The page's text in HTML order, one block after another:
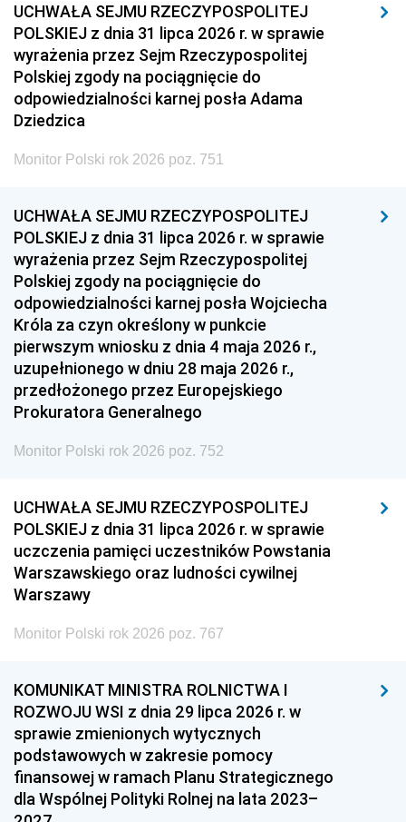
UCHWAŁA SEJMU RZECZYPOSPOLITEJ
POLSKIEJ z dnia 31 lipca 2026 r. w sprawie
wyrażenia przez Sejm Rzeczypospolitej
Polskiej zgody na pociągnięcie do
odpowiedzialności karnej posła Adama
Dziedzica
Monitor Polski rok 2026 poz. 751
UCHWAŁA SEJMU RZECZYPOSPOLITEJ
POLSKIEJ z dnia 31 lipca 2026 r. w sprawie
wyrażenia przez Sejm Rzeczypospolitej
Polskiej zgody na pociągnięcie do
odpowiedzialności karnej posła Wojciecha
Króla za czyn określony w punkcie
pierwszym wniosku z dnia 4 maja 2026 r.,
uzupełnionego w dniu 28 maja 2026 r.,
przedłożonego przez Europejskiego
Prokuratora Generalnego
Monitor Polski rok 2026 poz. 752
UCHWAŁA SEJMU RZECZYPOSPOLITEJ
POLSKIEJ z dnia 31 lipca 2026 r. w sprawie
uczczenia pamięci uczestników Powstania
Warszawskiego oraz ludności cywilnej
Warszawy
Monitor Polski rok 2026 poz. 767
KOMUNIKAT MINISTRA ROLNICTWA I
ROZWOJU WSI z dnia 29 lipca 2026 r. w
sprawie zmienionych wytycznych
podstawowych w zakresie pomocy
finansowej w ramach Planu Strategicznego
dla Wspólnej Polityki Rolnej na lata 2023–